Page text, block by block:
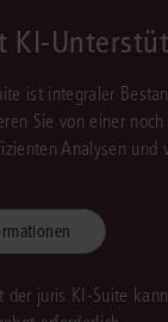
KI-
ist integraler
Sie von einer
Analysen und
der juris KI-Suite